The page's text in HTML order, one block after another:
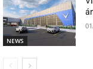
NEWS